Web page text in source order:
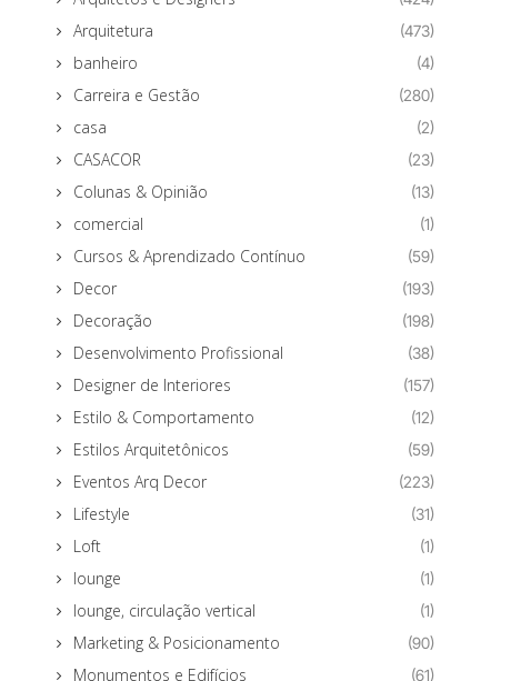
Arquitetura (473)
banheiro (4)
Carreira e Gestão (280)
casa (2)
CASACOR (23)
Colunas & Opinião (13)
comercial (1)
Cursos & Aprendizado Contínuo (59)
Decor (193)
Decoração (198)
Desenvolvimento Profissional (38)
Designer de Interiores (157)
Estilo & Comportamento (12)
Estilos Arquitetônicos (59)
Eventos Arq Decor (223)
Lifestyle (31)
Loft (1)
lounge (1)
lounge, circulação vertical (1)
Marketing & Posicionamento (90)
Monumentos e Edifícios (61)